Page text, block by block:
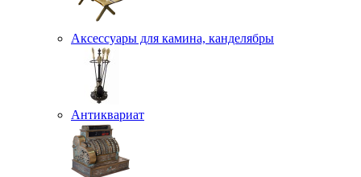
Аксессуары для камина, канделябры
Антиквариат